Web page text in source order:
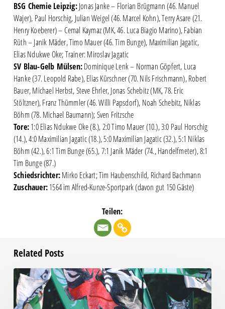
BSG Chemie Leipzig:Jonas Janke – Florian Brügmann (46. Manuel
Wajer), Paul Horschig, Julian Weigel (46. Marcel Kohn), Terry Asare (21.
Henry Koeberer) – Cemal Kaymaz (MK, 46. Luca Biagio Marino), Fabian
Rüth – Janik Mäder, Timo Mauer (46. Tim Bunge), Maximilian Jagatic,
Elias Ndukwe Oke; Trainer: Miroslav Jagatic
SV Blau-Gelb Mülsen:Dominique Lenk – Norman Göpfert, Luca
Hanke (37. Leopold Rabe), Elias Kürschner (70. Nils Frischmann), Robert
Bauer, Michael Herbst, Steve Ehrler, Jonas Schebitz (MK, 78. Eric
Stöltzner), Franz Thümmler (46. Willi Papsdorf), Noah Schebitz, Niklas
Böhm (78. Michael Baumann); Sven Fritzsche
Tore:1:0 Elias Ndukwe Oke (8.), 2:0 Timo Mauer (10.), 3:0 Paul Horschig
(14.), 4:0 Maximilian Jagatic (18.), 5:0 Maximilian Jagatic (32.), 5:1 Niklas
Böhm (42.), 6:1 Tim Bunge (65.), 7:1 Janik Mäder (74., Handelfmeter), 8:1
Tim Bunge (87.)
Schiedsrichter:Mirko Eckart; Tim Haubenschild, Richard Bachmann
Zuschauer:1564 im Alfred-Kunze-Sportpark (davon gut 150 Gäste)
Teilen:
Related Posts
Faninfo
zum
Auswärtsspiel